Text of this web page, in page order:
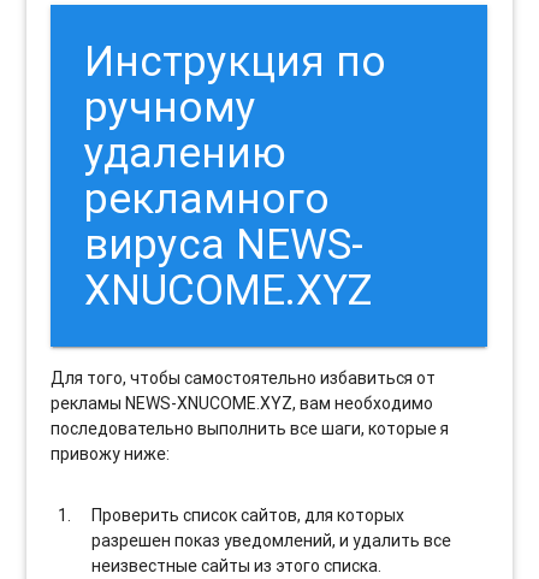
Инструкция по
ручному
удалению
рекламного
вируса NEWS-
XNUCOME.XYZ
Для того, чтобы самостоятельно избавиться от
рекламы NEWS-XNUCOME.XYZ, вам необходимо
последовательно выполнить все шаги, которые я
привожу ниже:
Проверить список сайтов, для которых
разрешен показ уведомлений, и удалить все
неизвестные сайты из этого списка.